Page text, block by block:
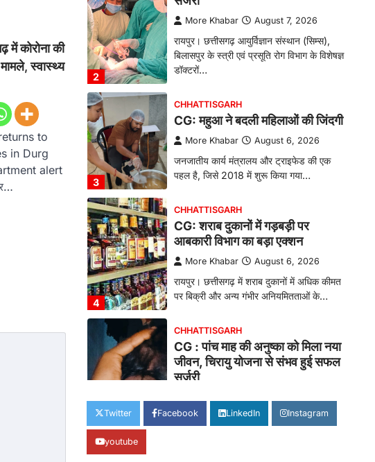
कोरोना की
स्वास्थ्य
to
in Durg
alert
2
More Khabar August 7, 2026
रायपुर। छत्तीसगढ़ आयुर्विज्ञान संस्थान (सिम्स),
बिलासपुर के स्त्री एवं प्रसूति रोग विभाग के विशेषज्ञ
डॉक्टरों…
3
CHHATTISGARH
CG: महुआ ने बदली महिलाओं की जिंदगी
More Khabar August 6, 2026
जनजातीय कार्य मंत्रालय और ट्राइफेड की एक
पहल है, जिसे 2018 में शुरू किया गया…
4
CHHATTISGARH
CG: शराब दुकानों में गड़बड़ी पर
आबकारी विभाग का बड़ा एक्शन
More Khabar August 6, 2026
रायपुर। छत्तीसगढ़ में शराब दुकानों में अधिक कीमत
पर बिक्री और अन्य गंभीर अनियमितताओं के…
1
CHHATTISGARH
CG : पांच माह की अनुष्का को मिला नया
जीवन, चिरायु योजना से संभव हुई सफल
सर्जरी
रायपुर। राष्ट्रीय बाल स्वास्थ्य कार्यक्रम (चिरायु)
Twitter Facebook LinkedIn Instagram
youtube